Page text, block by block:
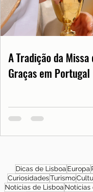
A Tradição da Missa
Graças em Portugal
Dicas de Lisboa Europa
CuriosidadesTurismo
Notícias de Lisboa Notícias